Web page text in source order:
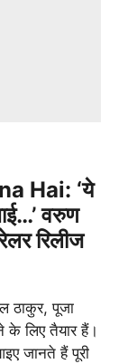
Hai: ‘ये
वरुण
रिलीज
ठाकुर, पूजा
लिए तैयार हैं।
जानते हैं पूरी